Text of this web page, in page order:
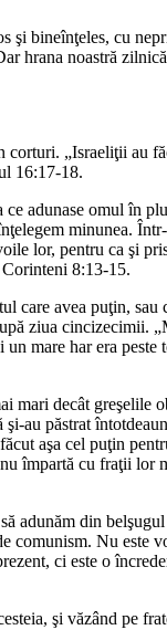
şi bineînţeles, cu
hrana noastră
corturi. „Israeliţii au
16:17-18.
adunase omul în
minunea.
lor, pentru ca şi
Corinteni 8:13-15.
care avea puţin, sau
ziua cincizecimii.
mare har era
mari decât greşelile
au păstrat
aşa cel puţin
împartă cu fraţii
adunăm din
comunism. Nu este
ci este o
şi văzând pe